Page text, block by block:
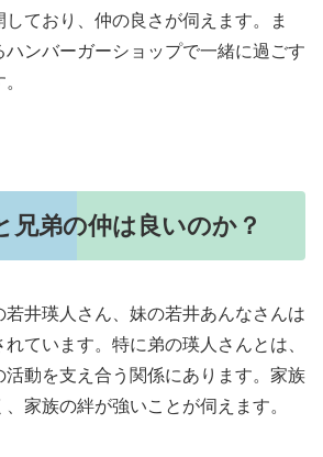
ており、仲の良さが伺えます。ま
ハンバーガーショップで一緒に過ごす
兄弟の仲は良いのか？
井瑛人さん、妹の若井あんなさんは
ています。特に弟の瑛人さんとは、
活動を支え合う関係にあります。家族
家族の絆が強いことが伺えます。